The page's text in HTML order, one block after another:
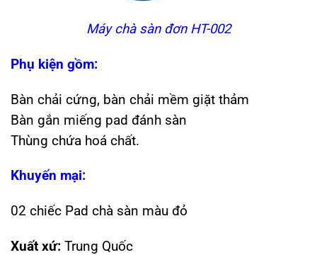
Máy chà sàn đơn HT-002
Phụ kiện gồm:
Bàn chải cứng, bàn chải mềm giặt thảm
Bàn gắn miếng pad đánh sàn
Thùng chứa hoá chất.
Khuyến mại:
02 chiếc Pad chà sàn màu đỏ
Xuất xứ: Trung Quốc